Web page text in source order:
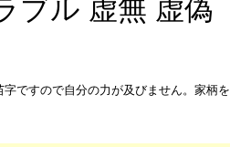
ブル 虚無 虚偽
ですので自分の力が及びません。家柄を